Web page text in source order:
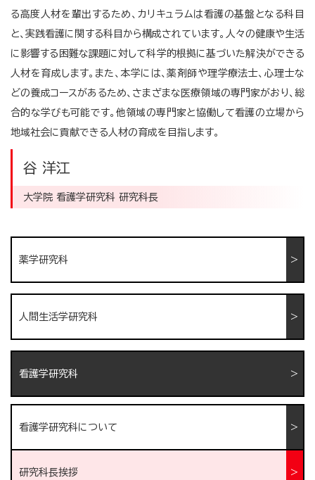
る高度人材を輩出するため、カリキュラムは看護の基盤となる科目
と、実践看護に関する科目から構成されています。人々の健康や生活
に影響する困難な課題に対して科学的根拠に基づいた解決ができる
人材を育成します。また、本学には、薬剤師や理学療法士、心理士な
どの養成コースがあるため、さまざまな医療領域の専門家がおり、総
合的な学びも可能です。他領域の専門家と協働して看護の立場から
地域社会に貢献できる人材の育成を目指します。
谷 洋江
大学院 看護学研究科 研究科長
薬学研究科
人間生活学研究科
看護学研究科
看護学研究科について
研究科長挨拶